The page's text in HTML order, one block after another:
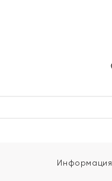
Информация